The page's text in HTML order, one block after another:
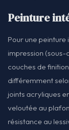
Peinture
Pour une
impression
couches de
différemment
joints acryliques
veloutée au
résistance au